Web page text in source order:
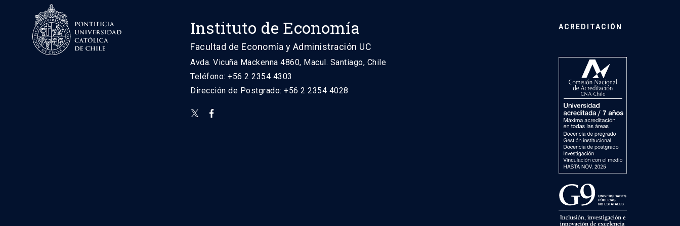
Instituto de Economía
Facultad de Economía y Administración UC
Avda. Vicuña Mackenna 4860, Macul. Santiago, Chile
Teléfono: +56 2 2354 4303
Dirección de Postgrado: +56 2 2354 4028
ACREDITACIÓN